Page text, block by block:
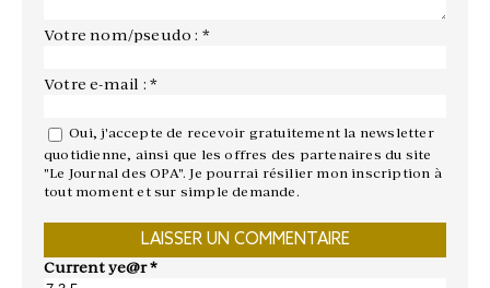
Votre nom/pseudo : *
Votre e-mail : *
Oui, j'accepte de recevoir gratuitement la newsletter
quotidienne, ainsi que les offres des partenaires du site
"Le Journal des OPA". Je pourrai résilier mon inscription à
tout moment et sur simple demande.
Current ye@r*